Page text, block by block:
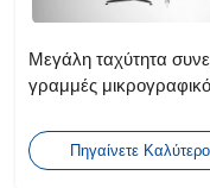
Μεγάλη ταχύτητα
γραμμές
Φαρμακευτική χημική
Πηγαίνετε